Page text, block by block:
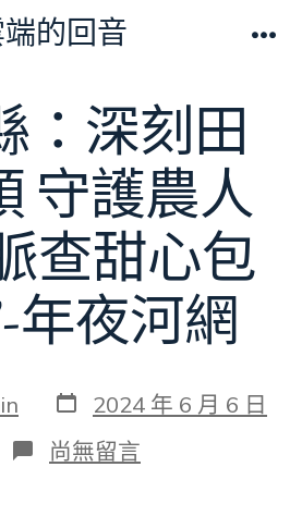
的回音
：深刻田
守護農人
查甜心包
年夜河網
發
表
日
期
2024 年 6 月 6 日
在
〈潢
尚無留言